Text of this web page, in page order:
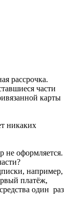
рассрочка.
части
карты
никаких
не оформляется.
например,
платёж,
один раз